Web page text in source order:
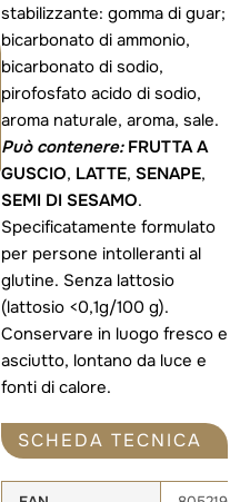
stabilizzante: gomma di guar;
bicarbonato di ammonio,
bicarbonato di sodio,
pirofosfato acido di sodio,
aroma naturale, aroma, sale.
Può contenere: FRUTTA A
GUSCIO, LATTE, SENAPE,
SEMI DI SESAMO.
Specificatamente formulato
per persone intolleranti al
glutine. Senza lattosio
(lattosio <0,1g/100 g).
Conservare in luogo fresco e
asciutto, lontano da luce e
fonti di calore.
SCHEDA TECNICA